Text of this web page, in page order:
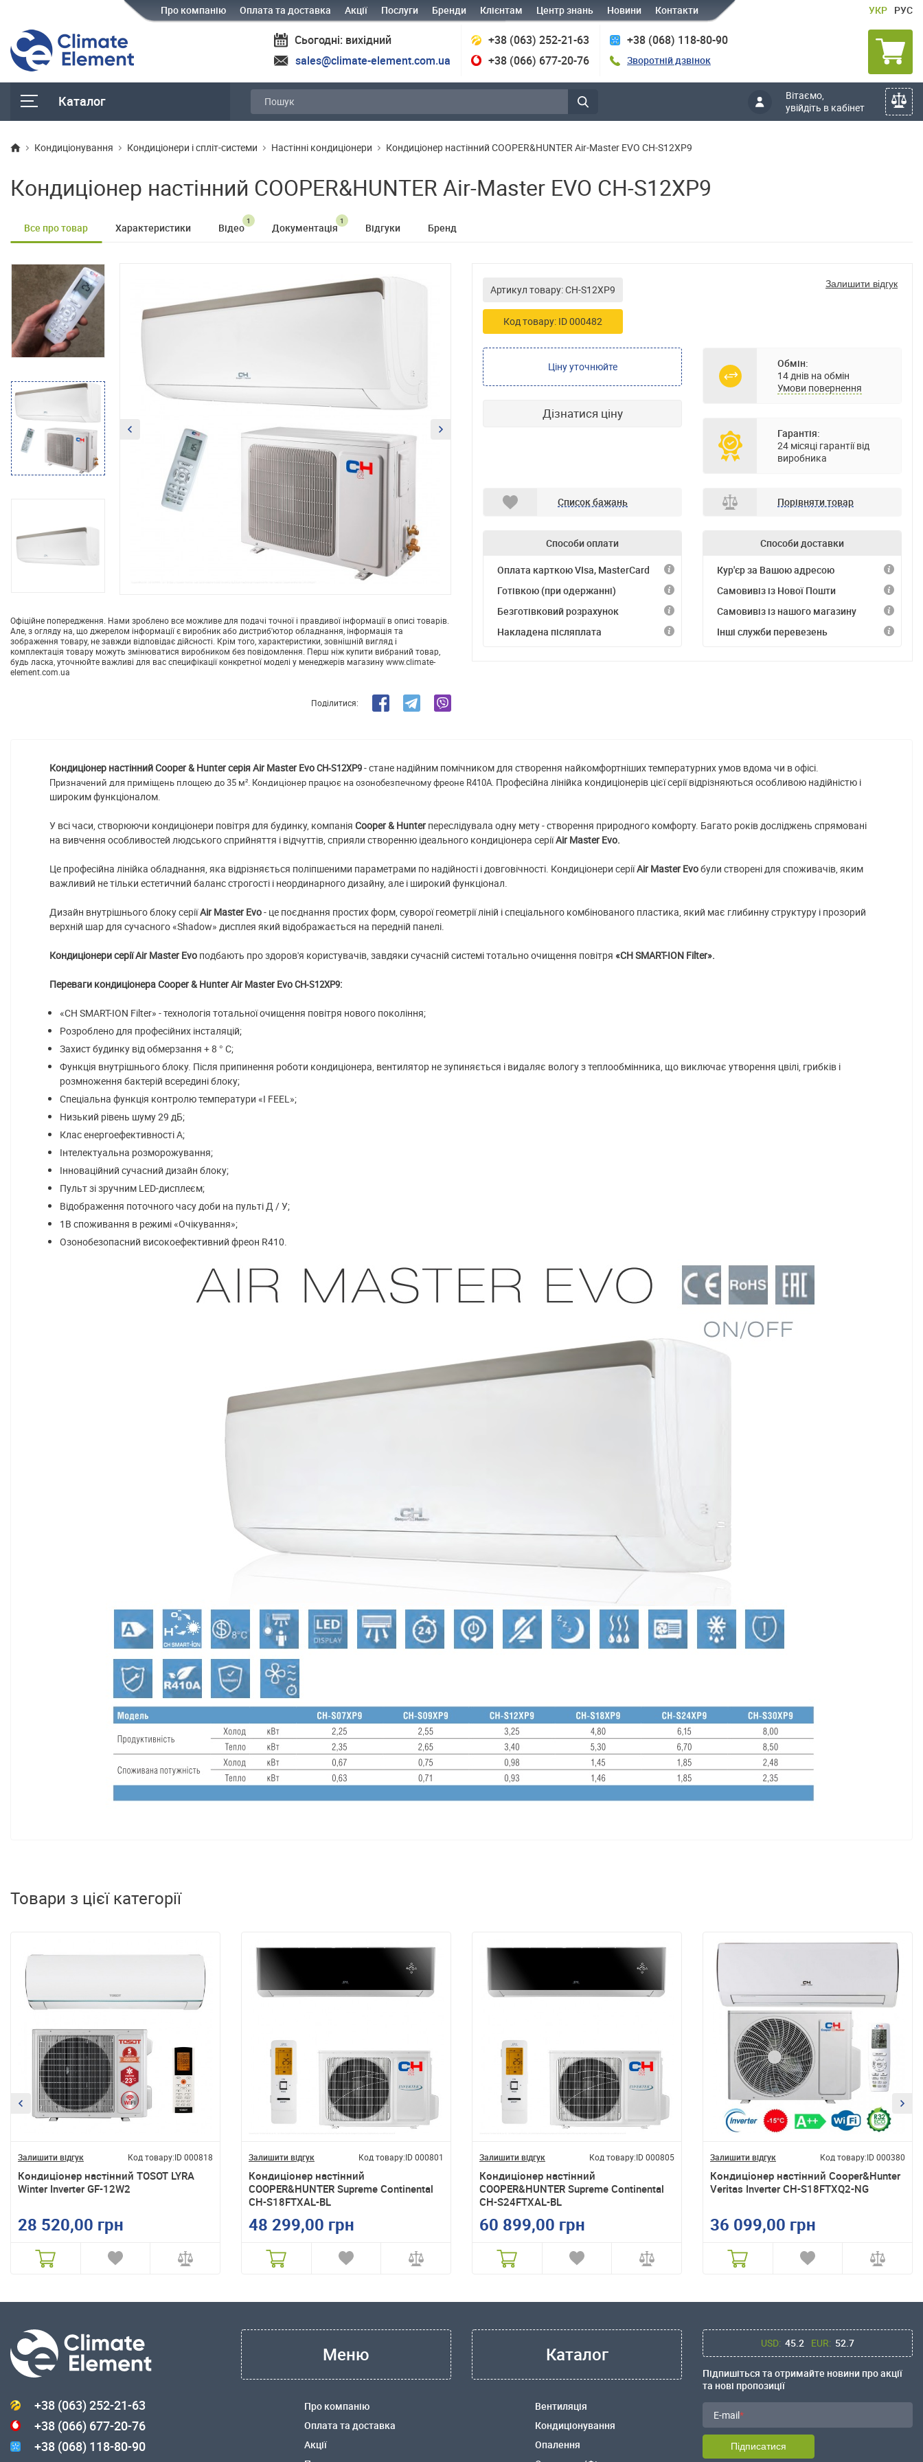
Про компанію Оплата та доставка Акції Послуги Бренди Клієнтам Центр знань Новини Контакти УКР РУС
Сьогодні: вихідний
sales@climate-element.com.ua
+38 (063) 252-21-63
+38 (066) 677-20-76
+38 (068) 118-80-90
Зворотній дзвінок
Каталог
Вітаємо,
увійдіть в кабінет
Кондиціонування Кондиціонери і спліт-системи Настінні кондиціонери Кондиціонер настінний COOPER&HUNTER Air-Master EVO CH-S12XP9
Кондиціонер настінний COOPER&HUNTER Air-Master EVO CH-S12XP9
Все про товар Характеристики Відео
1
Документація
1
Відгуки Бренд
Офіційне попередження. Нами зроблено все можливе для подачі точної і правдивої інформації в описі товарів.
Але, з огляду на, що джерелом інформації є виробник або дистриб'ютор обладнання, інформація та
зображення товару, не завжди відповідає дійсності. Крім того, характеристики, зовнішній вигляд і
комплектація товару можуть змінюватися виробником без повідомлення. Перш ніж купити вибраний товар,
будь ласка, уточнюйте важливі для вас специфікації конкретної моделі у менеджерів магазину www.climate-
element.com.ua
Поділитися:
Артикул товару: CH-S12XP9
Код товару: ID 000482
Залишити відгук
Ціну уточнюйте
Дізнатися ціну
Обмін:
14 днів на обмін
Умови повернення
Гарантія:
24 місяці гарантії від
виробника
Список бажань Порівняти товар
Способи оплати
Оплата карткою VIsa, MasterCard
Готівкою (при одержанні)
Безготівковий розрахунок
Накладена післяплата
Способи доставки
Кур'єр за Вашою адресою
Самовивіз із Нової Пошти
Самовивіз із нашого магазину
Інші служби перевезень
Кондиціонер настінний Cooper & Hunter серія Air Master EvoCH-S12XP9- стане надійним помічником для створення найкомфортніших температурних умов вдома чи в офісі.
Призначений для приміщень площею до 35 м². Кондиціонер працює на озонобезпечному фреоне R410A. Професійна лінійка кондиціонерів цієї серії відрізняються особливою надійністю і
широким функціоналом.
У всі часи, створюючи кондиціонери повітря для будинку, компанія Cooper & Hunter переслідувала одну мету - створення природного комфорту. Багато років досліджень спрямовані
на вивчення особливостей людського сприйняття і відчуттів, сприяли створенню ідеального кондиціонера серіїAir Master Evo.
Це професійна лінійка обладнання, яка відрізняється поліпшеними параметрами по надійності і довговічності. Кондиціонери серіїAir Master Evoбули створені для споживачів, яким
важливий не тільки естетичний баланс строгості і неординарного дизайну, але і широкий функціонал.
Дизайн внутрішнього блоку серіїAir Master Evo- це поєднання простих форм, суворої геометрії ліній і спеціального комбінованого пластика, який має глибинну структуру і прозорий
верхній шар для сучасного «Shadow» дисплея який відображається на передній панелі.
Кондиціонери серії Air Master Evo подбають про здоров'я користувачів, завдяки сучасній системі тотально очищення повітря «CH SMART-ION Filter».
Переваги кондиціонера Cooper & Hunter Air Master EvoCH-S12XP9:
«CH SMART-ION Filter» - технологія тотальної очищення повітря нового покоління;
Розроблено для професійних інсталяцій;
Захист будинку від обмерзання + 8 ° C;
Функція внутрішнього блоку. Після припинення роботи кондиціонера, вентилятор не зупиняється і видаляє вологу з теплообмінника, що виключає утворення цвілі, грибків і
розмноження бактерій всередині блоку;
Спеціальна функція контролю температури «I FEEL»;
Низький рівень шуму 29 дБ;
Клас енергоефективності А;
Інтелектуальна розморожування;
Інноваційний сучасний дизайн блоку;
Пульт зі зручним LED-дисплеєм;
Відображення поточного часу доби на пульті Д / У;
1В споживання в режимі «Очікування»;
Озонобезопасний високоефективний фреон R410.
Товари з цієї категорії
Залишити відгук Код товару:ID 000818
Кондиціонер настінний TOSOT LYRA
Winter Inverter GF-12W2
28 520,00 грн
Залишити відгук Код товару:ID 000801
Кондиціонер настінний
COOPER&HUNTER Supreme Continental
CH-S18FTXAL-BL
48 299,00 грн
Залишити відгук Код товару:ID 000805
Кондиціонер настінний
COOPER&HUNTER Supreme Continental
CH-S24FTXAL-BL
60 899,00 грн
Залишити відгук Код товару:ID 000380
Кондиціонер настінний Cooper&Hunter
Veritas Inverter CH-S18FTXQ2-NG
36 099,00 грн
+38 (063) 252-21-63
+38 (066) 677-20-76
+38 (068) 118-80-90
Меню
Про компанію
Оплата та доставка
Акції
Каталог
Вентиляція
Кондиціонування
Опалення
USD: 45.2 EUR: 52.7
Підпишіться та отримайте новини про акції
та нові пропозиції
E-mail
Підписатися